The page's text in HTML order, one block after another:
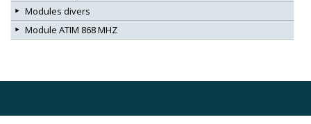
Modules divers
Module ATIM 868 MHZ